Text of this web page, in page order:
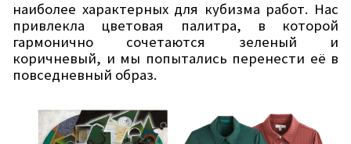
наиболее характерных для кубизма работ. Нас
привлекла цветовая палитра, в которой
гармонично сочетаются зеленый и
коричневый, и мы попытались перенести её в
повседневный образ.